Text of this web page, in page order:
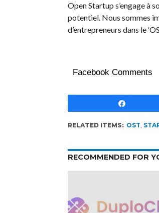
Open Startup s’engage à
potentiel. Nous sommes
d’entrepreneurs dans le
Facebook Comments
RELATED ITEMS: OST,
RECOMMENDED FOR